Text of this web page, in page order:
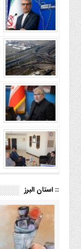
:: استان البرز